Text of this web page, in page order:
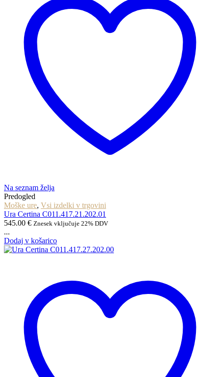
Na seznam želja
Predogled
Moške ure, Vsi izdelki v trgovini
Ura Certina C011.417.21.202.01
545.00 € Znesek vključuje 22% DDV
...
Dodaj v košarico